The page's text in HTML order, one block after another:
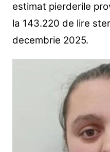
estimat pierderile
la 143.220 de lire
decembrie 2025.